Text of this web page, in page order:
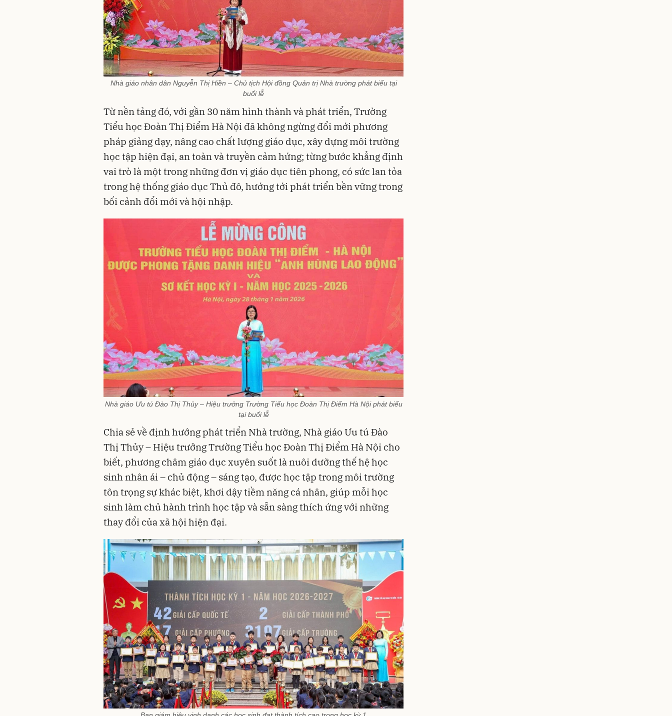
Nhà giáo nhân dân Nguyễn Thị Hiền – Chủ tịch Hội đồng Quản trị Nhà trường phát biểu tại
buổi lễ
Từ nền tảng đó, với gần 30 năm hình thành và phát triển, Trường
Tiểu học Đoàn Thị Điểm Hà Nội đã không ngừng đổi mới phương
pháp giảng dạy, nâng cao chất lượng giáo dục, xây dựng môi trường
học tập hiện đại, an toàn và truyền cảm hứng; từng bước khẳng định
vai trò là một trong những đơn vị giáo dục tiên phong, có sức lan tỏa
trong hệ thống giáo dục Thủ đô, hướng tới phát triển bền vững trong
bối cảnh đổi mới và hội nhập.
Nhà giáo Ưu tú Đào Thị Thủy – Hiệu trưởng Trường Tiểu học Đoàn Thị Điểm Hà Nội phát biểu
tại buổi lễ
Chia sẻ về định hướng phát triển Nhà trường, Nhà giáo Ưu tú Đào
Thị Thủy – Hiệu trưởng Trường Tiểu học Đoàn Thị Điểm Hà Nội cho
biết, phương châm giáo dục xuyên suốt là nuôi dưỡng thế hệ học
sinh nhân ái – chủ động – sáng tạo, được học tập trong môi trường
tôn trọng sự khác biệt, khơi dậy tiềm năng cá nhân, giúp mỗi học
sinh làm chủ hành trình học tập và sẵn sàng thích ứng với những
thay đổi của xã hội hiện đại.